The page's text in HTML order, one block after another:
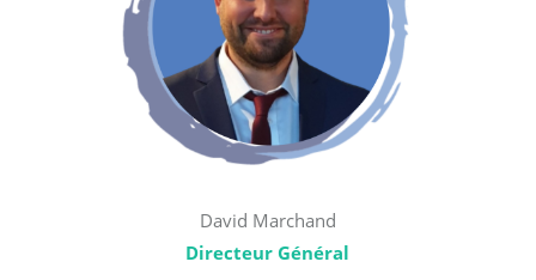
David Marchand
Directeur Général